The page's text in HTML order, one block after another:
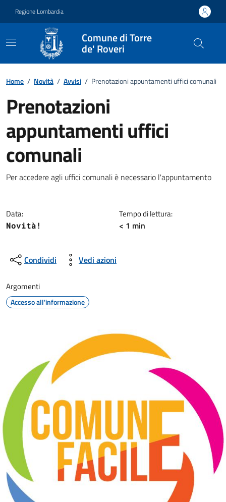
Regione Lombardia
Comune di Torre
de' Roveri
Home / Novità / Avvisi / Prenotazioni appuntamenti uffici comunali
Prenotazioni
appuntamenti uffici
comunali
Dettagli della notizia
Per accedere agli uffici comunali è necessario l'appuntamento
Data:
Novità!
Tempo di lettura:
< 1 min
Condividi Vedi azioni
Argomenti
Accesso all'informazione